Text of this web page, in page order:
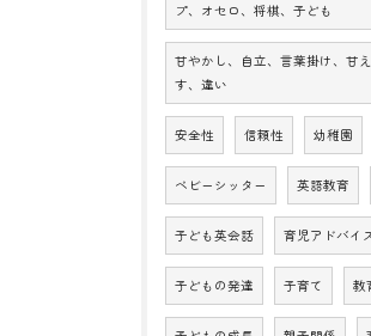
プ、オセロ、将棋、子ども
甘やかし、自立、言葉掛け、甘
す、違い
安全性 信頼性 幼稚園
ベビーシッター 英語教育
子ども英会話 育児アドバイ
子どもの発達 子育て 教